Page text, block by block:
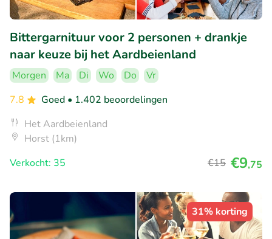
Bittergarnituur voor 2 personen + drankje
naar keuze bij het Aardbeienland
Morgen Ma Di Wo Do
Vr
7.8
Goed • 1.402 beoordelingen
Het Aardbeienland
Horst (1km)
Verkocht: 35
€15 €9,75
31% korting